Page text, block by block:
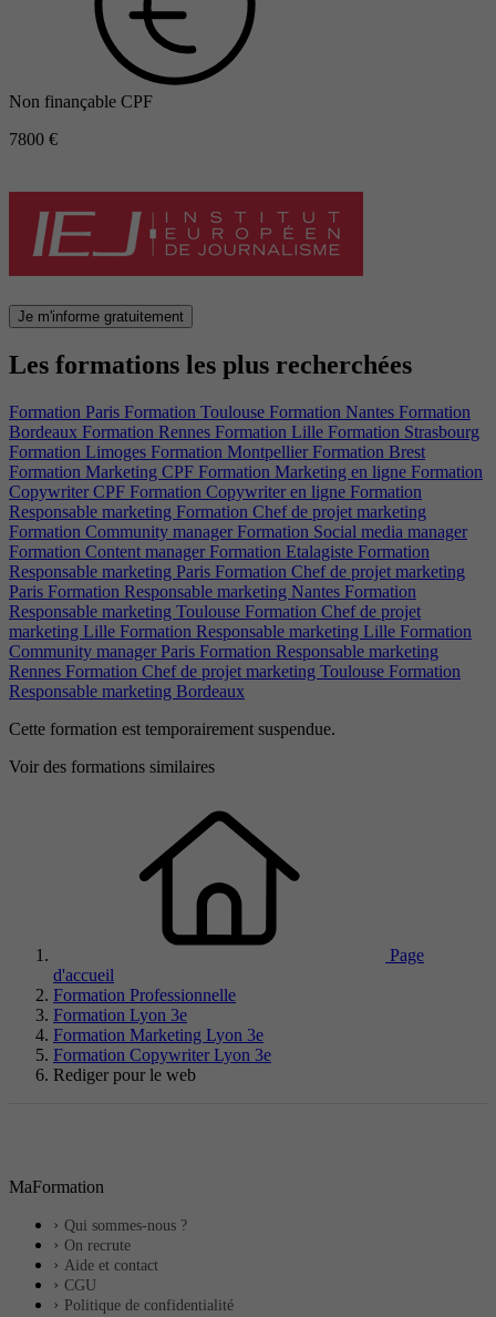
Non finançable CPF
7800 €
Je m'informe gratuitement
Les formations les plus recherchées
Formation Paris Formation Toulouse Formation Nantes Formation
Bordeaux Formation Rennes Formation Lille Formation Strasbourg
Formation Limoges Formation Montpellier Formation Brest
Formation Marketing CPF Formation Marketing en ligne Formation
Copywriter CPF Formation Copywriter en ligne Formation
Responsable marketing Formation Chef de projet marketing
Formation Community manager Formation Social media manager
Formation Content manager Formation Etalagiste Formation
Responsable marketing Paris Formation Chef de projet marketing
Paris Formation Responsable marketing Nantes Formation
Responsable marketing Toulouse Formation Chef de projet
marketing Lille Formation Responsable marketing Lille Formation
Community manager Paris Formation Responsable marketing
Rennes Formation Chef de projet marketing Toulouse Formation
Responsable marketing Bordeaux
Cette formation est temporairement suspendue.
Voir des formations similaires
Page
d'accueil
Formation Professionnelle
Formation Lyon 3e
Formation Marketing Lyon 3e
Formation Copywriter Lyon 3e
Rediger pour le web
MaFormation
Qui sommes-nous ?
On recrute
Aide et contact
CGU
Politique de confidentialité